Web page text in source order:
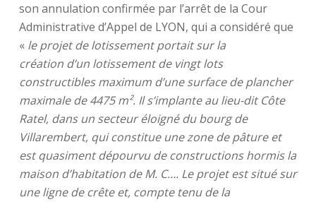
son annulation confirmée par l’arrêt de la Cour
Administrative d’Appel de LYON, qui a considéré que
« le projet de lotissement portait sur la
création d’un lotissement de vingt lots
constructibles maximum d’une surface de plancher
maximale de 4475 m². Il s’implante au lieu-dit Côte
Ratel, dans un secteur éloigné du bourg de
Villarembert, qui constitue une zone de pâture et
est quasiment dépourvu de constructions hormis la
maison d’habitation de M. C…. Le projet est situé sur
une ligne de crête et, compte tenu de la